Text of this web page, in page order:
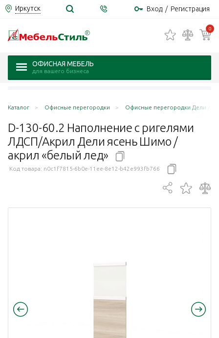
Иркутск Вход / Регистрация
0
ОФИСНАЯ МЕБЕЛЬ
для вашего бизнеса
Каталог Офисные перегородки Офисные перегородки Дели /
D-130-60.2 Наполнение с ригелями
ЛДСП/Акрил Дели ясень Шимо /
акрил «белыйлед»
Код товара: n0c1f7815-6b0e-11ee-8e12-b42e993fb766